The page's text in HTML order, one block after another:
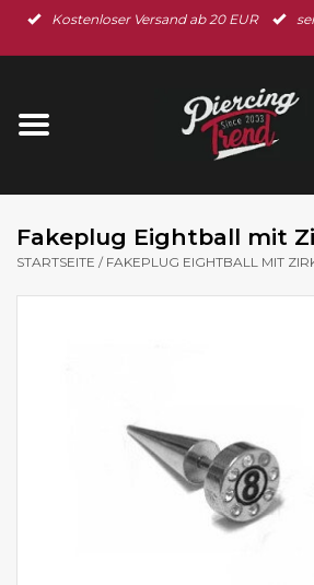
Kostenloser Versand ab 20 EUR
Startseite
Ohrschmuck
Fakeplug Eightball mit
STARTSEITE / FAKEPLUG EIGHTBALL MIT